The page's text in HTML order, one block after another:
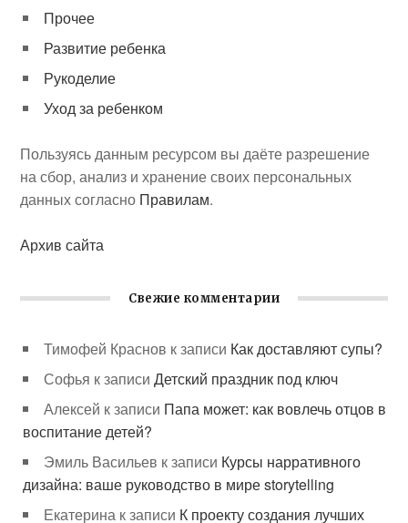
Прочее
Развитие ребенка
Рукоделие
Уход за ребенком
Пользуясь данным ресурсом вы даёте разрешение
на сбор, анализ и хранение своих персональных
данных согласно Правилам.
Архив сайта
Свежие комментарии
Тимофей Краснов к записи Как доставляют супы?
Софья к записиДетский праздник под ключ
Алексей к записи Папа может: как вовлечь отцов в
воспитание детей?
Эмиль Васильев к записи Курсы нарративного
дизайна: ваше руководство в мире storytelling
Екатерина к записи К проекту создания лучших